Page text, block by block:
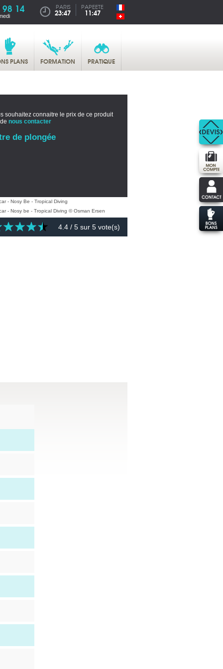
14 PARIS
23:47
PAPEETE
11:47
PLANS FORMATION PRATIQUE
souhaitez connaitre le prix de ce produit
nous contacter
de plongée
4.4 / 5 sur 5 vote(s)